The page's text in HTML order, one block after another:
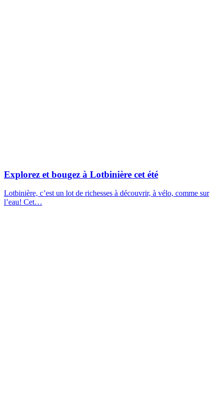
Explorez et bougez à Lotbinière cet été
Lotbinière, c’est un lot de richesses à découvrir, à vélo, comme sur
l’eau! Cet…